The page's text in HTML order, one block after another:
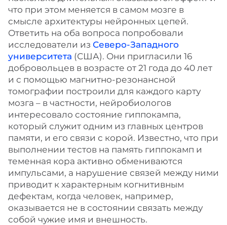
что при этом меняется в самом мозге в
смысле архитектуры нейронных цепей.
Ответить на оба вопроса попробовали
исследователи из Северо-Западного
университета (США). Они пригласили 16
добровольцев в возрасте от 21 года до 40 лет
и с помощью магнитно-резонансной
томографии построили для каждого карту
мозга – в частности, нейробиологов
интересовало состояние гиппокампа,
который служит одним из главных центров
памяти, и его связи с корой. Известно, что при
выполнении тестов на память гиппокамп и
теменная кора активно обмениваются
импульсами, а нарушение связей между ними
приводит к характерным когнитивным
дефектам, когда человек, например,
оказывается не в состоянии связать между
собой чужие имя и внешность.